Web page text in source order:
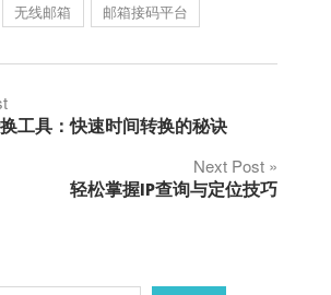
无线邮箱 邮箱接码平台
工具：快速时间转换的秘诀
Next Post
轻松掌握IP查询与定位技巧